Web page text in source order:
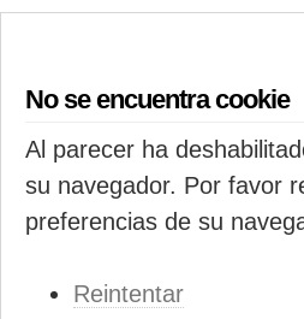
No se encuentra cookie
Al parecer ha
su navegador. Por favor
preferencias de su
Reintentar